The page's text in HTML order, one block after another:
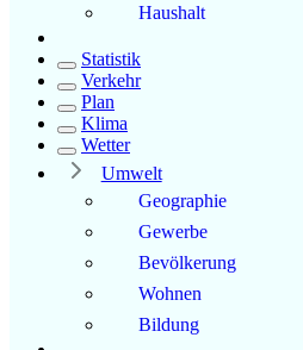
Haushalt
Statistik
Verkehr
Plan
Klima
Wetter
Umwelt
Geographie
Gewerbe
Bevölkerung
Wohnen
Bildung